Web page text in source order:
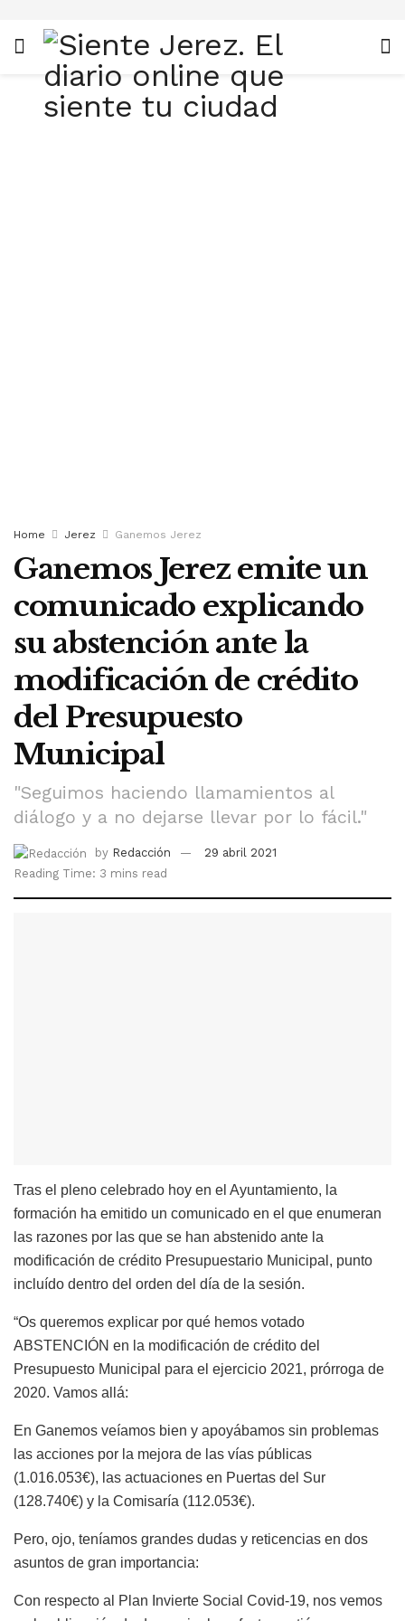
Home Jerez Ganemos Jerez
Ganemos Jerez emite un
comunicado explicando
su abstención ante la
modificación de crédito
del Presupuesto
Municipal
"Seguimos haciendo llamamientos al
diálogo y a no dejarse llevar por lo fácil."
by Redacción
29 abril 2021
Reading Time: 3 mins read
Tras el pleno celebrado hoy en el Ayuntamiento, la
formación ha emitido un comunicado en el que enumeran
las razones por las que se han abstenido ante la
modificación de crédito Presupuestario Municipal, punto
incluído dentro del orden del día de la sesión.
“Os queremos explicar por qué hemos votado
ABSTENCIÓN en la modificación de crédito del
Presupuesto Municipal para el ejercicio 2021, prórroga de
2020. Vamos allá:
En Ganemos veíamos bien y apoyábamos sin problemas
las acciones por la mejora de las vías públicas
(1.016.053€), las actuaciones en Puertas del Sur
(128.740€) y la Comisaría (112.053€).
Pero, ojo, teníamos grandes dudas y reticencias en dos
asuntos de gran importancia:
Con respecto al Plan Invierte Social Covid-19, nos vemos